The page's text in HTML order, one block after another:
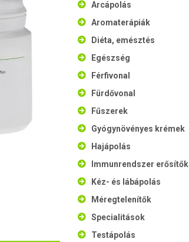
Arcápolás
Aromaterápiák
Diéta, emésztés
Egészség
Férfivonal
Fürdővonal
Fűszerek
Gyógynövényes krémek
Hajápolás
Immunrendszer erősítők
Kéz- és lábápolás
Méregtelenítők
Specialitások
Testápolás